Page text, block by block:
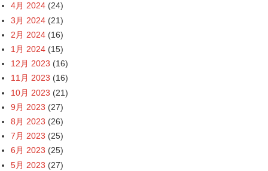
4月 2024 (24)
3月 2024 (21)
2月 2024 (16)
1月 2024 (15)
12月 2023 (16)
11月 2023 (16)
10月 2023 (21)
9月 2023 (27)
8月 2023 (26)
7月 2023 (25)
6月 2023 (25)
5月 2023 (27)